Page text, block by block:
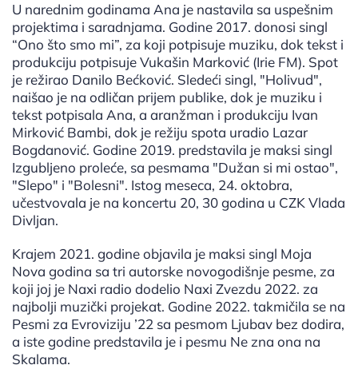
U narednim godinama Ana je nastavila sa uspešnim
projektima i saradnjama. Godine 2017. donosi singl
“Ono što smo mi”, za koji potpisuje muziku, dok tekst i
produkciju potpisuje Vukašin Marković (Irie FM). Spot
je režirao Danilo Bećković. Sledeći singl, "Holivud",
naišao je na odličan prijem publike, dok je muziku i
tekst potpisala Ana, a aranžman i produkciju Ivan
Mirković Bambi, dok je režiju spota uradio Lazar
Bogdanović. Godine 2019. predstavila je maksi singl
Izgubljeno proleće, sa pesmama "Dužan si mi ostao",
"Slepo" i "Bolesni". Istog meseca, 24. oktobra,
učestvovala je na koncertu 20, 30 godina u CZK Vlada
Divljan.
Krajem 2021. godine objavila je maksi singl Moja
Nova godina sa tri autorske novogodišnje pesme, za
koji joj je Naxi radio dodelio Naxi Zvezdu 2022. za
najbolji muzički projekat. Godine 2022. takmičila se na
Pesmi za Evroviziju ’22 sa pesmom Ljubav bez dodira,
a iste godine predstavila je i pesmu Ne zna ona na
Skalama.